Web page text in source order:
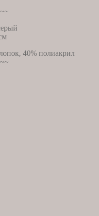
40% полиакрил